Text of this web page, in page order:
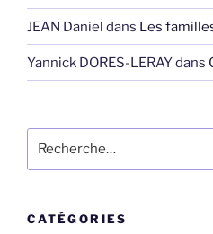
JEAN Daniel dans Les
Yannick DORES-LERAYdans
pour
CATÉGORIES